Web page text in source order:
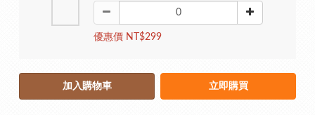
優惠價 NT$299
加入購物車 立即購買